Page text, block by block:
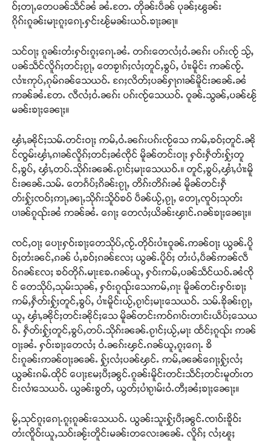
ဝ်ႈတႃႇတေပၼ်သဵင်ၼႆ ၼႆႉတႄႉ တိုၼ်းပဵၼ် ပုၼ်ႈၽွၼ်း
ၵိုၵ်းၵူၼ်းမႃးၵူႈၵေႃႉႁင်းၽႂ်မၼ်းယဝ်ႉၶႃႈၼႃ။
သင်ဝႃႈ ၵူၼ်းတႆးႁဝ်းၵူႈၵေႃႉၼႆႉ တၵ်းတေလႆႈဝႆႉၼၵ်း ပၵ်းၸႂ် သႂ်ႇ
ပၼ်သဵင်လိူၵ်ႈတင်ႈၵႂႃႇ တေၶႂၢၵ်ႈလႆႈတူင်ႇၶွပ်ႇ ပၢႆးမိူင်း ဢၼ်ၸႂ်ႉ
လၢႆးဢုပ်ႇၵုမ်ၵၼ်သေယဝ်ႉ ၵႄႈလိတ်ႈပၼ်ႁႃၵၢၼ်မိူင်းၼၼ်ႉၼႆ
ဢၼ်ၼႆႉတႄႉ လီလႆႈဝႆႉၼၵ်း ပၵ်းၸႂ်သေယဝ်ႉ ဝူၼ်ႉသွၼ်ႇပၼ်ၽႂ်
မၼ်းၶႃႈၼေႃႈ။
ၾၢႆႇၼိုင်ႈသမ်ႉတင်းဝႃႈ ဢမ်ႇဝႆႉၼၵ်းပၵ်းၸႂ်သေ ဢမ်ႇၶဝ်ႈတူင်ႉၼို
င်ၸွမ်းၾၢႆႇၵၢၼ်လိူၵ်ႈတင်ႈၼႆၸိုင် မိူၼ်တင်းဝႃႈ ႁဝ်းႁဵတ်းႁႂ်ႈတူ
င်ႇၶွပ်ႇ ၾၢႆႇတပ်ႉသိုၵ်းၼၼ်ႉၵႂၢင်ႈမႃးသေယဝ်ႉ။ တူင်ႇၶွပ်ႇၾၢႆႇပၢႆးမိူ
င်းၼၼ်ႉသမ်ႉ တေၵႅပ်ႈၵိၼ်းၵႂႃႇ တိၵ်းတိၵ်းၼႆ မိူၼ်တင်းႁဵ
တ်းႁႂ်ႈၸဝ်ႈဢႃႇၼႃႇသိုၵ်းသိူဝ်ၶဝ် ပဵၼ်ယႂ်ႇၵႂႃႇ တေႃႇၸူဝ်ႈသုတ်း
ပၢၼ်ၵူၺ်းၼႆ ဢၼ်ၼႆႉ ၵေႃႈ တေလႆႈယိၼ်းၾၢင်ႉၵၼ်ၶႃႈၼေႃႈ။
ၸင်ႇဝႃႈ ပေႃးႁဝ်းၶႃႈတေသိုပ်ႇၸႂ်ႉတိုဝ်းပၢႆးဝူၼ်ႉဢၼ်ဝႃႈ ယွၼ်ႉပိူ
ဝ်ႈတႆးၼင်ႇၵၼ် ပႆႇၶဝ်ႈၵၼ်လႄႈ ယွၼ်ႉပိူဝ်ႈ တႆးပႆႇပဵၼ်ဢၼ်လဵ
ဝ်ၵၼ်လႄႈ ၶဝ်တိုၵ်ႉမႃးၶႄႉၵၼ်ယူႇ ႁဝ်းဢမ်ႇပၼ်သဵင်ယဝ်ႉၼႆၸို
င် တေသိုပ်ႇသုမ်းသုၼ်ႇ ႁဝ်းၵူၺ်းသေဢမ်ႇၵႃး မိူၼ်တင်းႁဝ်းၶႃႈ
ဢမ်ႇႁဵတ်းႁႂ်ႈတူင်ႇၶွပ်ႇ ပၢႆးမိူင်းယႂ်ႇၵႂၢင်ႈမႃးသေယဝ်ႉ သမ်ႉၶိုၼ်းၵႂႃႇ
ယူႇ ၾၢႆႇၼိုင်ႈတင်းၼိုင်ႈသေ မိူၼ်တင်းဢဝ်ၵၢဝ်းတၢင်းယဵပ်ႈသေယ
ဝ်ႉ ႁဵတ်းႁႂ်ႈတူင်ႇၶွပ်ႇတပ်ႉသိုၵ်းၼၼ်ႉၵႂၢင်ႈယႂ်ႇမႃး ထႅင်ႈၵူၺ်း ဢၼ်
ဝႃႈၼႆႉ ႁဝ်းၶႃႈတေလႆႈ ဝႆႉၼၵ်းၾင်ႉၵၼ်ယူႇၵူႈၵေႃႉ ၶိ
င်းၵူၼ်းဢၼ်ဝႃႈၼၼ်ႉ ႁႂ်ႈလႆႈပၼ်ၾင်ႉ ဢမ်ႇၼၼ်ၵေႃႈႁႂ်ႈလႆႈ
ယွၼ်းၵမ်ႉထိုင် ပေႃႈမႄႈပီႈၼွင်ႉၵူၼ်းမိူင်းတင်းသဵင်ႈတင်းမူတ်းတ
င်းလၢႆသေယဝ်ႉ ယွၼ်းၶွတ်ႇ ယွတ်ႈပၢႆၵႂၢမ်းဝႆႉတီႈၼႆႈၶႃႈၼေႃႈ။
မႂ်ႇသုင်ၵူႈၵေႃႉၵူႈၵူၼ်းသေယဝ်ႉ ယွၼ်းသူးႁႂ်ႈပီႈၼွင်ႉၸၢဝ်းၶိူဝ်း
တႆးၸိူဝ်းယူႇသဝ်းၼႂ်းတိူင်းမၼ်းတလေးၼၼ်ႉ လိူၵ်ႈ လႆႈၽူႈ